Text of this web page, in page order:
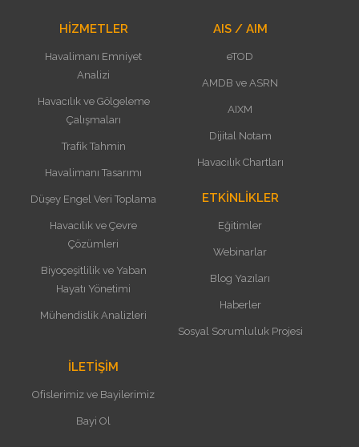
HİZMETLER
Havalimanı Emniyet
Analizi
Havacılık ve Gölgeleme
Çalışmaları
Trafik Tahmin
Havalimanı Tasarımı
Düşey Engel Veri Toplama
Havacılık ve Çevre
Çözümleri
Biyoçeşitlilik ve Yaban
Hayatı Yönetimi
Mühendislik Analizleri
AIS / AIM
eTOD
AMDB ve ASRN
AIXM
Dijital Notam
Havacılık Chartları
ETKİNLİKLER
Eğitimler
Webinarlar
Blog Yazıları
Haberler
Sosyal Sorumluluk Projesi
İLETİŞİM
Ofislerimiz ve Bayilerimiz
Bayi Ol